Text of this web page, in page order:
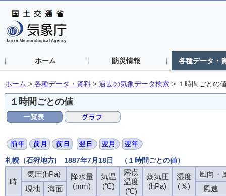
ホーム 防災情報 各種データ・
ホーム > 各種データ・資料 > 過去の気象データ検索 > １時間ごとの
１時間ごとの値
札幌（石狩地方) 1887年7月18日 （１時間ごとの値）
時
気圧(hPa)
降水量
(mm)
気温
(℃)
露点
温度
(℃)
蒸気圧
(hPa)
湿度
(％)
風向・
現地
海面
風速